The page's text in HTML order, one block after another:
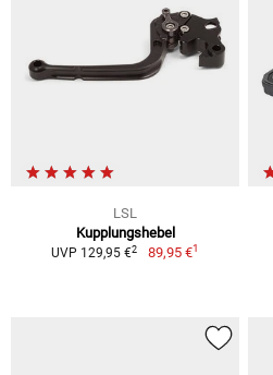
LSL
Kupplungshebel
UVP 129,95 €2 89,95 €1